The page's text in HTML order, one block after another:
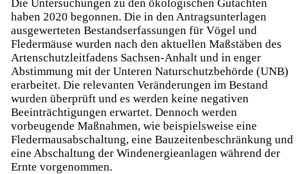
Die Untersuchungen zu den ökologischen Gutachten
haben 2020 begonnen. Die in den Antragsunterlagen
ausgewerteten Bestandserfassungen für Vögel und
Fledermäuse wurden nach den aktuellen Maßstäben des
Artenschutzleitfadens Sachsen-Anhalt und in enger
Abstimmung mit der Unteren Naturschutzbehörde (UNB)
erarbeitet. Die relevanten Veränderungen im Bestand
wurden überprüft und es werden keine negativen
Beeinträchtigungen erwartet. Dennoch werden
vorbeugende Maßnahmen, wie beispielsweise eine
Fledermausabschaltung, eine Bauzeitenbeschränkung und
eine Abschaltung der Windenergieanlagen während der
Ernte vorgenommen.